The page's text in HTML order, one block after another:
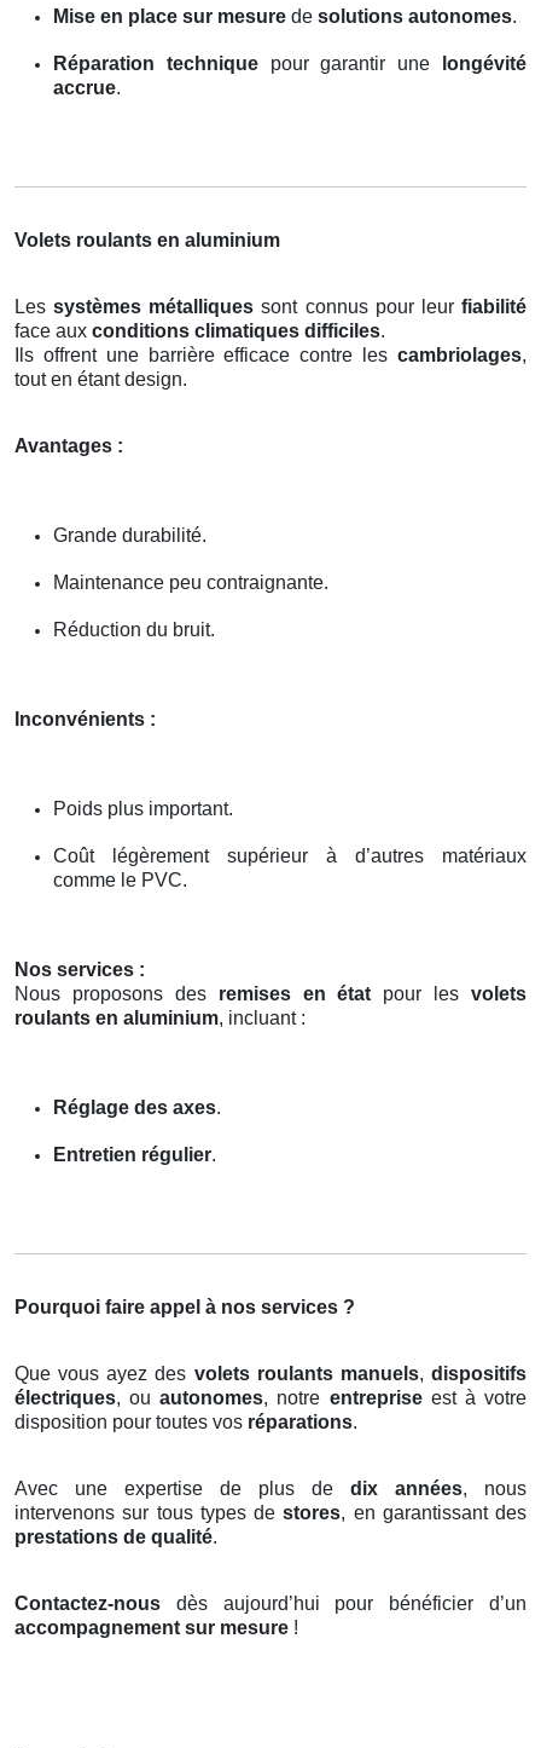
Mise en place sur mesure de solutions autonomes.
Réparation techniquepour garantir une
longévité
accrue.
Volets roulants en aluminium
Lessystèmes métalliques sont connus pour leurfiabilité
face aux conditions climatiques difficiles.
Ils offrent une barrière efficace contre les cambriolages,
tout en étant design.
Avantages :
Grande durabilité.
Maintenance peu contraignante.
Réduction du bruit.
Inconvénients :
Poids plus important.
Coût légèrement supérieur à d’autres matériaux
comme le PVC.
Nos services :
Nous proposons des remises en état pour les volets
roulants en aluminium, incluant :
Réglage des axes.
Entretien régulier.
Pourquoi faire appel à nos services ?
Que vous ayez des volets roulants manuels,dispositifs
électriques, ouautonomes, notre entrepriseest à votre
disposition pour toutes vos réparations.
Avec une expertise de plus de dix années, nous
intervenons sur tous types destores, en garantissant des
prestations de qualité.
Contactez-nous dès aujourd’hui pour bénéficier d’un
accompagnement sur mesure !